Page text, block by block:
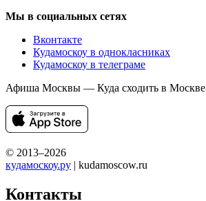
Мы в социальных сетях
Вконтакте
Кудамоскоу в однокласниках
Кудамоскоу в телеграме
Афиша Москвы — Куда сходить в Москве
© 2013–2026
кудамоскоу.ру | kudamoscow.ru
Контакты